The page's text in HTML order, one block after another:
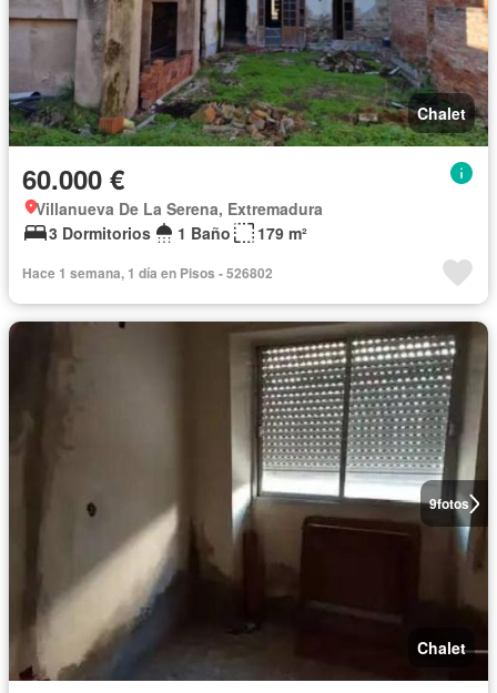
Chalet
60.000 €
Villanueva De La Serena, Extremadura
3 Dormitorios
1 Baño 179 m²
Hace 1 semana, 1 día en Pisos - 526802
9fotos
Chalet